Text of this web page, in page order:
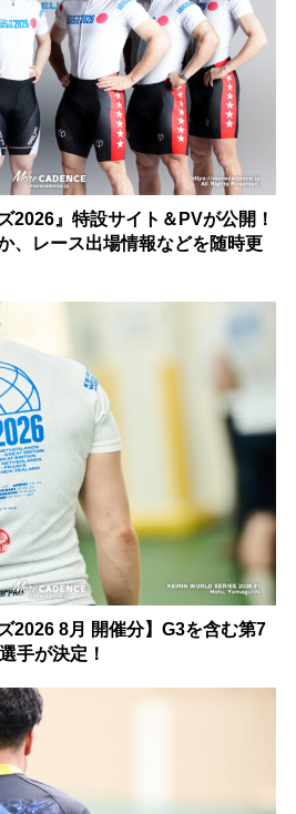
2026』特設サイト＆PVが公開！
、レース出場情報などを随時更
2026 8月 開催分】G3を含む第7
手が決定！